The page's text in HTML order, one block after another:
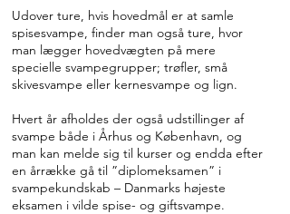
Udover ture, hvis hovedmål er at samle
spisesvampe, finder man også ture, hvor
man lægger hovedvægten på mere
specielle svampegrupper; trøfler, små
skivesvampe eller kernesvampe og lign.
Hvert år afholdes der også udstillinger af
svampe både i Århus og København, og
man kan melde sig til kurser og endda efter
en årrække gå til ”diplomeksamen” i
svampekundskab – Danmarks højeste
eksamen i vilde spise- og giftsvampe.